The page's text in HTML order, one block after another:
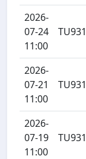
2026-
07-24
11:00
TU931
2026-
07-21
11:00
TU931
2026-
07-19
11:00
TU931